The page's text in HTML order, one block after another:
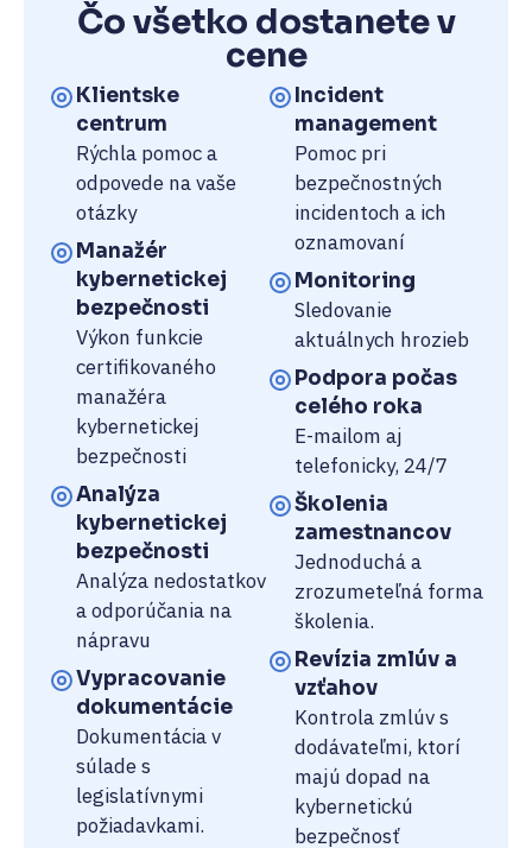
Čo všetko dostanete v
cene
Klientske
centrum
Rýchla pomoc a
odpovede na vaše
otázky
Manažér
kybernetickej
bezpečnosti
Výkon funkcie
certifikovaného
manažéra
kybernetickej
bezpečnosti
Analýza
kybernetickej
bezpečnosti
Analýza nedostatkov
a odporúčania na
nápravu
Vypracovanie
dokumentácie
Dokumentácia v
súlade s
legislatívnymi
požiadavkami.
Incident
management
Pomoc pri
bezpečnostných
incidentoch a ich
oznamovaní
Monitoring
Sledovanie
aktuálnych hrozieb
Podpora počas
celého roka
E-mailom aj
telefonicky, 24/7
Školenia
zamestnancov
Jednoduchá a
zrozumeteľná forma
školenia.
Revízia zmlúv a
vzťahov
Kontrola zmlúv s
dodávateľmi, ktorí
majú dopad na
kybernetickú
bezpečnosť